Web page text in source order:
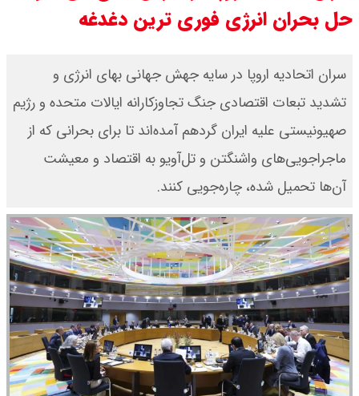
۱۴۰۵ اعلام شد
قیمت طلا ۲۴ عیار امروز شنبه ۱۷ مرداد
۱۴۰۵ اعلام شد/ جهش قیمت طلا
حل بحران انرژی فوری ترین دغدغه
سران اتحادیه اروپا در سایه جهش جهانی بهای انرژی و
تشدید تبعات اقتصادی جنگ تجاوزکارانه ایالات متحده و رژیم
صهیونیستی علیه ایران گردهم آمده‌اند تا برای بحرانی که از
ماجراجویی‌های واشنگتن و تل‌آویو به اقتصاد و معیشت
آن‌ها تحمیل شده، چاره‌جویی کنند.